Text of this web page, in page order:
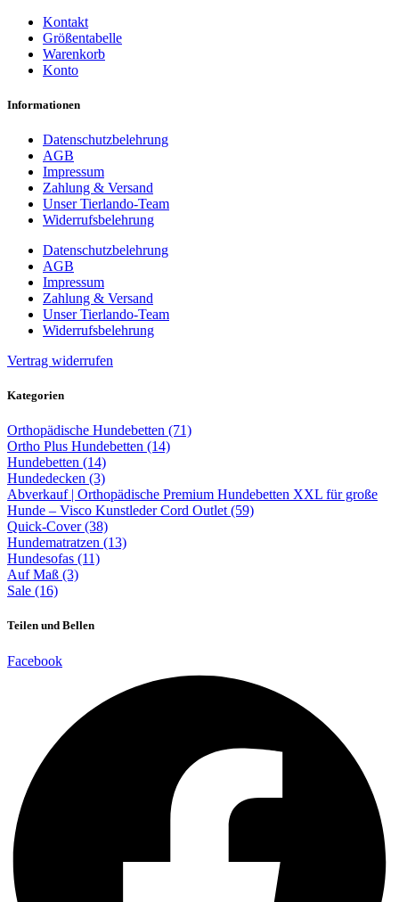
Kontakt
Größentabelle
Warenkorb
Konto
Informationen
Datenschutzbelehrung
AGB
Impressum
Zahlung & Versand
Unser Tierlando-Team
Widerrufsbelehrung
Datenschutzbelehrung
AGB
Impressum
Zahlung & Versand
Unser Tierlando-Team
Widerrufsbelehrung
Vertrag widerrufen
Kategorien
Orthopädische Hundebetten (71)
Ortho Plus Hundebetten (14)
Hundebetten (14)
Hundedecken (3)
Abverkauf | Orthopädische Premium Hundebetten XXL für große
Hunde – Visco Kunstleder Cord Outlet (59)
Quick-Cover (38)
Hundematratzen (13)
Hundesofas (11)
Auf Maß (3)
Sale (16)
Teilen und Bellen
Facebook